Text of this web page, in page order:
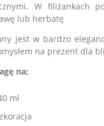
W filiżankach
lub herbatę
jest w bardzo
na prezent dla
na:
ml